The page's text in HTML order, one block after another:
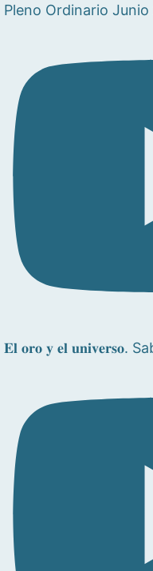
Pleno Ordinario
𝐄𝐥 𝐨𝐫𝐨 𝐲 𝐞𝐥 𝐮𝐧𝐢𝐯𝐞𝐫𝐬𝐨.